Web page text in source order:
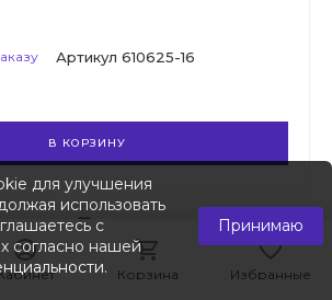
Корзина Избранные
Корзина Избранные
Артикул 610625-16
В КОРЗИНУ
для улучшения
использовать
с
согласно нашей
.
Принимаю